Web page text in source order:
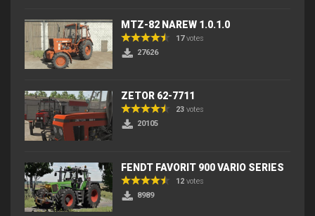
MTZ-82 NAREW 1.0.1.0
17votes
27626
ZETOR 62-7711
23 votes
20105
FENDT FAVORIT 900 VARIO SERIES
12 votes
8989